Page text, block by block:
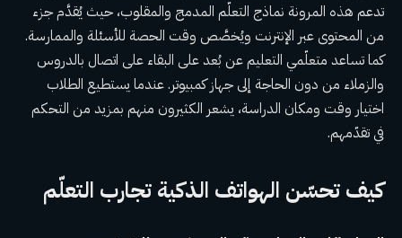
تدعم هذه المرونة نماذج التعلّم المدمج والمقلوب، حيث يُقدَّم جزء
من المحتوى عبر الإنترنت ويُخصَّص وقت الحصة للأسئلة والممارسة.
كما تساعد متعلّمي التعليم عن بُعد على البقاء على اتصال بالدروس
والزملاء من دون الحاجة إلى جهاز كمبيوتر. عندما يستطيع الطلاب
اختيار وقت ومكان الدراسة، يشعر الكثيرون منهم بمزيد من التحكم
في تقدّمهم.
كيف تحسّن الهواتف الذكية تجارب التعلّم